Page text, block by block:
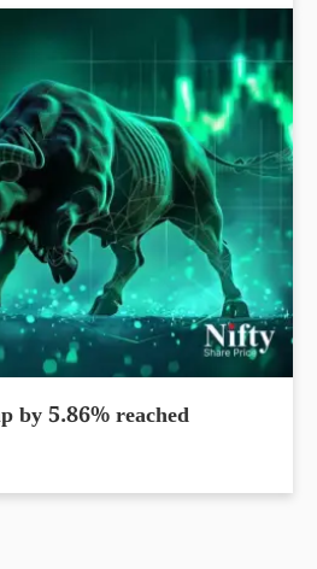
by 5.86% reached